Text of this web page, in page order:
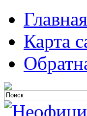
Главная
Карта